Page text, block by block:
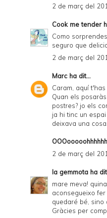
2 de març del
Cook me tender
Como
seguro que
2 de març del
Marc ha dit...
Caram, aquí
Quan els
postres? jo els
ja hi tinc un
deixava una
2 de març del
la gemmota ha
mare meva!
aconsegueixo
quedaré bé, sino
Gràcies per